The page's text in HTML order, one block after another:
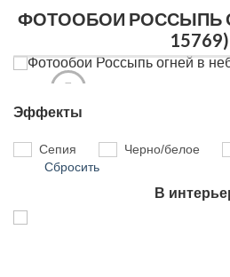
ФОТООБОИ РОССЫПЬ
15769)
Эффекты
Сепия Черно/белое
Сбросить
В